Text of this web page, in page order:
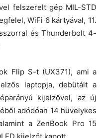
felszerelt gép MIL-STD
WiFi 6 kártyával, 11.
és Thunderbolt 4-
Flip S-t (UX371), ami a
laptopja, debütált a
kijelzővel, az új
adódóan 14 hüvelykes
a ZenBook Pro 15